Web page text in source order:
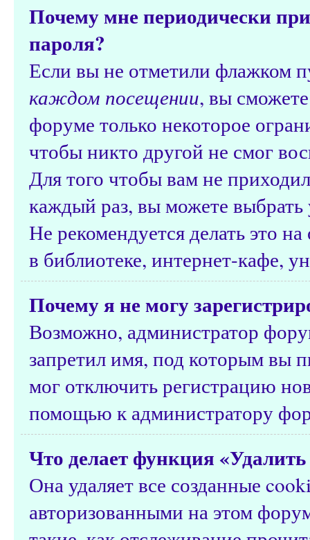
Почему мне периодически
пароля?
Если вы не отметили флажком
каждом посещении, вы
форуме только некоторое
чтобы никто другой не смог
Для того чтобы вам не
каждый раз, вы можете
Не рекомендуется делать это
в библиотеке, интернет-кафе,
Почему я не могу
Возможно, администратор
запретил имя, под которым вы
мог отключить регистрацию
помощью к администратору
Что делает функция
Она удаляет все созданные
авторизованными на этом